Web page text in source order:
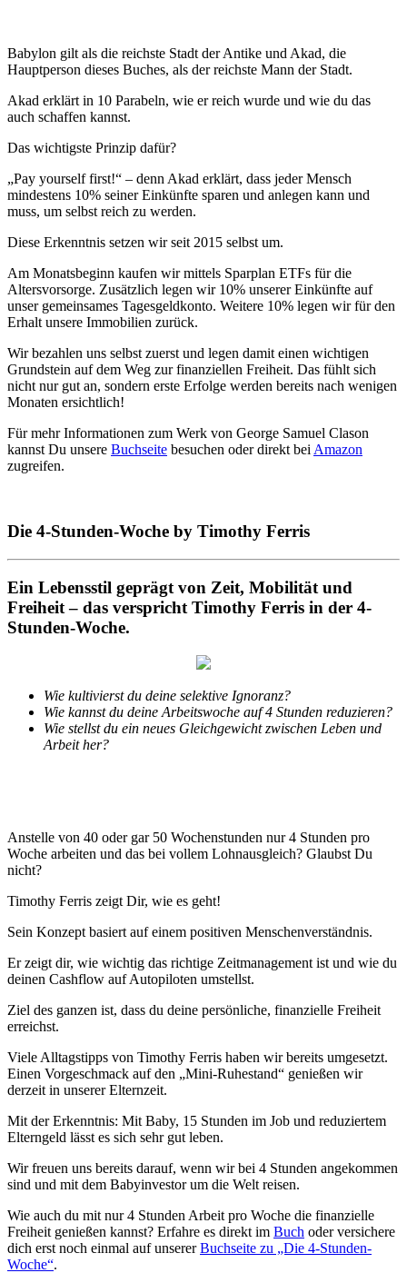
Babylon gilt als die reichste Stadt der Antike und Akad, die
Hauptperson dieses Buches, als der reichste Mann der Stadt.
Akad erklärt in 10 Parabeln, wie er reich wurde und wie du das
auch schaffen kannst.
Das wichtigste Prinzip dafür?
„Pay yourself first!“ – denn Akad erklärt, dass jeder Mensch
mindestens 10% seiner Einkünfte sparen und anlegen kann und
muss, um selbst reich zu werden.
Diese Erkenntnis setzen wir seit 2015 selbst um.
Am Monatsbeginn kaufen wir mittels Sparplan ETFs für die
Altersvorsorge. Zusätzlich legen wir 10% unserer Einkünfte auf
unser gemeinsames Tagesgeldkonto. Weitere 10% legen wir für den
Erhalt unsere Immobilien zurück.
Wir bezahlen uns selbst zuerst und legen damit einen wichtigen
Grundstein auf dem Weg zur finanziellen Freiheit. Das fühlt sich
nicht nur gut an, sondern erste Erfolge werden bereits nach wenigen
Monaten ersichtlich!
Für mehr Informationen zum Werk von George Samuel Clason
kannst Du unsere Buchseite besuchen oder direkt bei Amazon
zugreifen.
Die 4-Stunden-Woche by Timothy Ferris
Ein Lebensstil geprägt von Zeit, Mobilität und
Freiheit – das verspricht Timothy Ferris in der 4-
Stunden-Woche.
Wie kultivierst du deine selektive Ignoranz?
Wie kannst du deine Arbeitswoche auf 4 Stunden reduzieren?
Wie stellst du ein neues Gleichgewicht zwischen Leben und
Arbeit her?
Anstelle von 40 oder gar 50 Wochenstunden nur 4 Stunden pro
Woche arbeiten und das bei vollem Lohnausgleich? Glaubst Du
nicht?
Timothy Ferris zeigt Dir, wie es geht!
Sein Konzept basiert auf einem positiven Menschenverständnis.
Er zeigt dir, wie wichtig das richtige Zeitmanagement ist und wie du
deinen Cashflow auf Autopiloten umstellst.
Ziel des ganzen ist, dass du deine persönliche, finanzielle Freiheit
erreichst.
Viele Alltagstipps von Timothy Ferris haben wir bereits umgesetzt.
Einen Vorgeschmack auf den „Mini-Ruhestand“ genießen wir
derzeit in unserer Elternzeit.
Mit der Erkenntnis: Mit Baby, 15 Stunden im Job und reduziertem
Elterngeld lässt es sich sehr gut leben.
Wir freuen uns bereits darauf, wenn wir bei 4 Stunden angekommen
sind und mit dem Babyinvestor um die Welt reisen.
Wie auch du mit nur 4 Stunden Arbeit pro Woche die finanzielle
Freiheit genießen kannst? Erfahre es direkt im Buch oder versichere
dich erst noch einmal auf unsererBuchseite zu „Die 4-Stunden-
Woche“.